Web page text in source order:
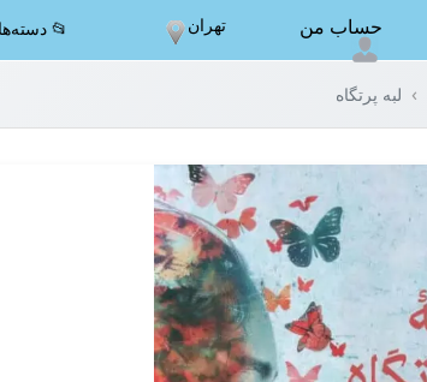
حساب من تهران 📂 دسته‌ها
› لبه پرتگاه